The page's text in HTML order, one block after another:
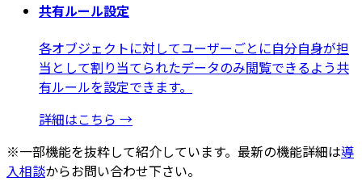
共有ルール設定
各オブジェクトに対してユーザーごとに自分自身が担
当として割り当てられたデータのみ閲覧できるよう共
有ルールを設定できます。
詳細はこちら →
※一部機能を抜粋して紹介しています。最新の機能詳細は導
入相談からお問い合わせ下さい。